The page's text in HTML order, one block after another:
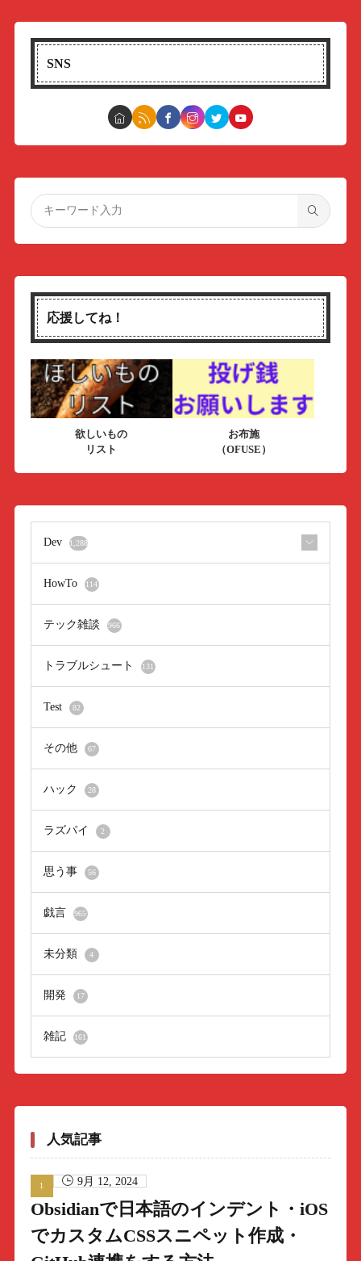
SNS
応援してね！
欲しいもの
リスト
お布施
（OFUSE）
Dev 1,288
HowTo 114
テック雑談 966
トラブルシュート 131
Test 82
その他 67
ハック 28
ラズパイ 2
思う事 56
戯言 965
未分類 4
開発 17
雑記 161
人気記事
9月 12, 2024
Obsidianで日本語のインデント・iOS
でカスタムCSSスニペット作成・